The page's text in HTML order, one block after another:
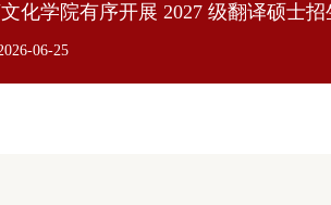
化学院有序开展 2027 级翻译硕士
06-25